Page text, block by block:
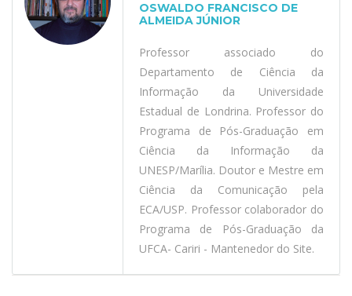
OSWALDO FRANCISCO DE
ALMEIDA JÚNIOR
Professor associado do
Departamento de Ciência da
Informação da Universidade
Estadual de Londrina. Professor do
Programa de Pós-Graduação em
Ciência da Informação da
UNESP/Marília. Doutor e Mestre em
Ciência da Comunicação pela
ECA/USP. Professor colaborador do
Programa de Pós-Graduação da
UFCA- Cariri - Mantenedor do Site.